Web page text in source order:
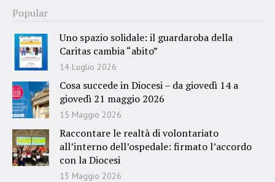
Popular
Uno spazio solidale: il guardaroba della
Caritas cambia “abito”
14 Luglio 2026
Cosa succede in Diocesi – da giovedì 14 a
giovedì 21 maggio 2026
15 Maggio 2026
Raccontare le realtà di volontariato
all’interno dell’ospedale: firmato l’accordo
con la Diocesi
13 Maggio 2026